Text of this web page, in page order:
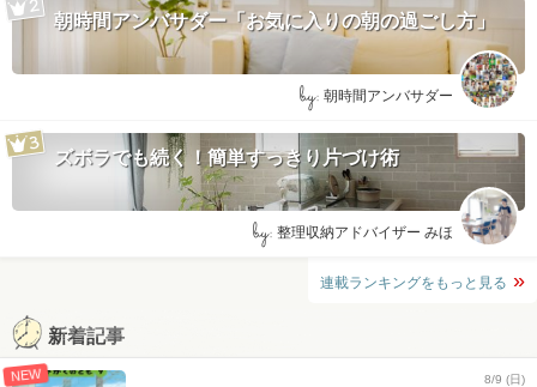
朝時間アンバサダー「お気に入りの朝の過ごし方」
by: 朝時間アンバサダー
ズボラでも続く！簡単すっきり片づけ術
by: 整理収納アドバイザー みほ
連載ランキングをもっと見る
新着記事
NEW 8/9 (日)